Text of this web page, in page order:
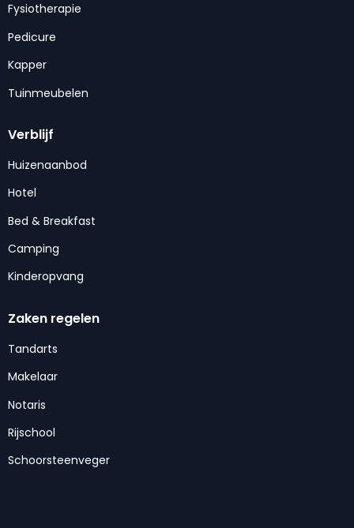
Fysiotherapie
Pedicure
Kapper
Tuinmeubelen
Verblijf
Huizenaanbod
Hotel
Bed & Breakfast
Camping
Kinderopvang
Zaken regelen
Tandarts
Makelaar
Notaris
Rijschool
Schoorsteenveger